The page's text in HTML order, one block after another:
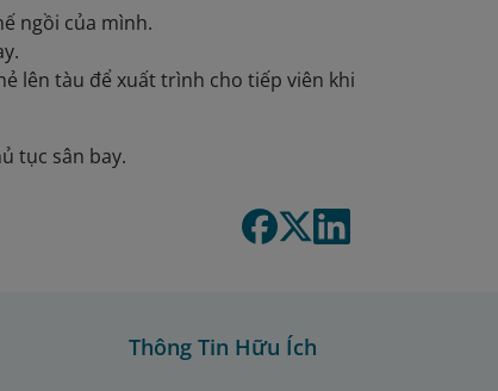
ngồi của mình.
lên tàu để xuất trình cho tiếp viên khi
tục sân bay.
Thông Tin Hữu Ích